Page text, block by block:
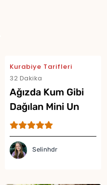
Kurabiye Tarifleri
32 Dakika
Ağızda Kum Gibi
Dağılan Mini Un
Kurabiyesi Tarifi
Selinhdr